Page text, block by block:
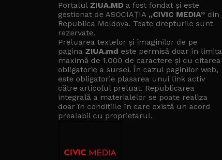
Portalul ZIUA.MD a fost fondat și este
gestionat de ASOCIAȚIA „CIVIC MEDIA” din
Republica Moldova. Toate drepturile sunt
rezervate.
Preluarea textelor și imaginilor de pe
pagina ZIUA.md este permisă doar în limita
maximă de 1.000 de caractere și cu citarea
obligatorie a sursei. În cazul paginilor web,
este obligatorie plasarea unui link activ
către articolul preluat. Republicarea
integrală a materialelor se poate realiza
doar în condițiile în care există un acord
prealabil cu proprietarul.